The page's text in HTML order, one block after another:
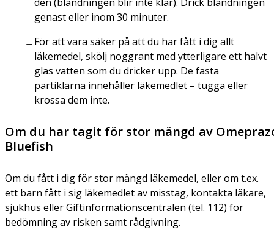
genast eller inom 30 minuter.
För att vara säker på att du har fått i dig allt
läkemedel, skölj noggrant med ytterligare ett halvt
glas vatten som du dricker upp. De fasta
partiklarna innehåller läkemedlet – tugga eller
krossa dem inte.
Om du har tagit för stor mängd av
Bluefish
Om du fått i dig för stor mängd läkemedel, eller om t.ex.
ett barn fått i sig läkemedlet av misstag, kontakta läkare,
sjukhus eller Giftinformationscentralen (tel. 112) för
bedömning av risken samt rådgivning.